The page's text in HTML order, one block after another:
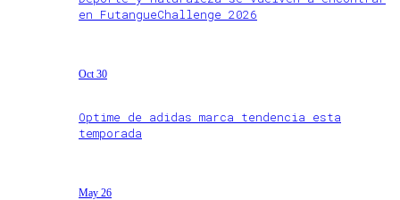
en FutangueChallenge 2026
Oct 30
Optime de adidas marca tendencia esta
temporada
May 26